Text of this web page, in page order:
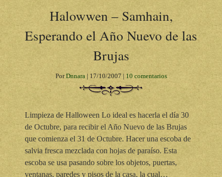
Halowwen – Samhain,
Esperando el Año Nuevo de las
Brujas
PorDnnara| 17/10/2007| 10 comentarios
Limpieza de Halloween Lo ideal es hacerla el día 30
de Octubre, para recibir el Año Nuevo de las Brujas
que comienza el 31 de Octubre. Hacer una escoba de
salvia fresca mezclada con hojas de paraíso. Esta
escoba se usa pasando sobre los objetos, puertas,
ventanas, paredes y pisos de la casa, la cual…